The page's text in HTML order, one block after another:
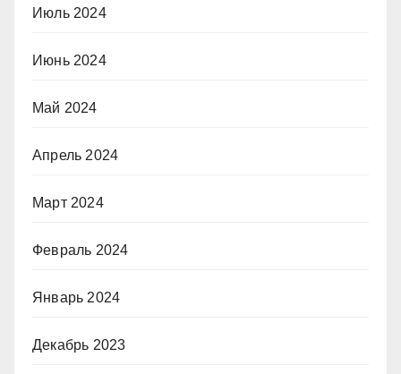
Июль 2024
Июнь 2024
Май 2024
Апрель 2024
Март 2024
Февраль 2024
Январь 2024
Декабрь 2023